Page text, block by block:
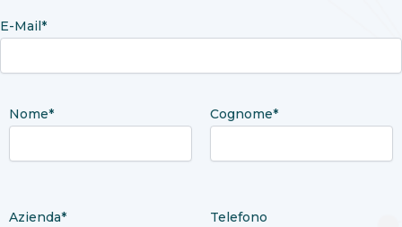
E-Mail*
Nome* Cognome*
Azienda* Telefono